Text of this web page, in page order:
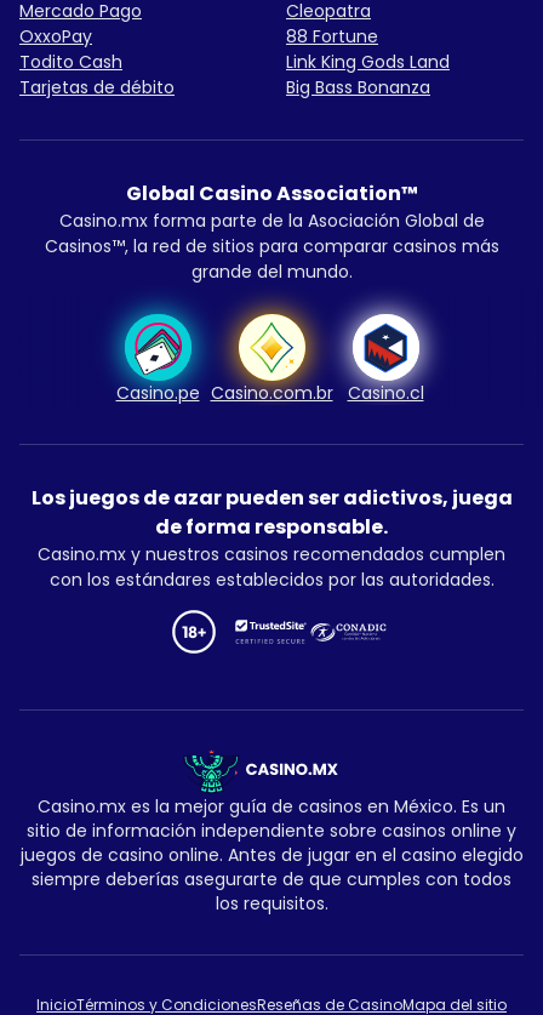
Mercado Pago
OxxoPay
Todito Cash
Tarjetas de débito
Cleopatra
88 Fortune
Link King Gods Land
Big Bass Bonanza
Global Casino Association™
Casino.mx forma parte de la Asociación Global de
Casinos™, la red de sitios para comparar casinos más
grande del mundo.
Casino.pe Casino.com.br Casino.cl
Los juegos de azar pueden ser adictivos, juega
de forma responsable.
Casino.mx y nuestros casinos recomendados cumplen
con los estándares establecidos por las autoridades.
Casino.mx es la mejor guía de casinos en México. Es un
sitio de información independiente sobre casinos online y
juegos de casino online. Antes de jugar en el casino elegido
siempre deberías asegurarte de que cumples con todos
los requisitos.
InicioTérminos y CondicionesReseñas de CasinoMapa del sitio